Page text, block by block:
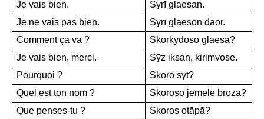
Je vais bien.
Syrī glaesan.
Je ne vais pas bien.
Syrī glaeson daor.
Comment ça va ?
Skorkydoso glaesā?
Je vais bien, merci.
Sȳz iksan, kirimvose.
Pourquoi ?
Skoro syt?
Quel est ton nom ?
Skoroso jemēle brōzā?
Que penses-tu ?
Skoros otāpā?